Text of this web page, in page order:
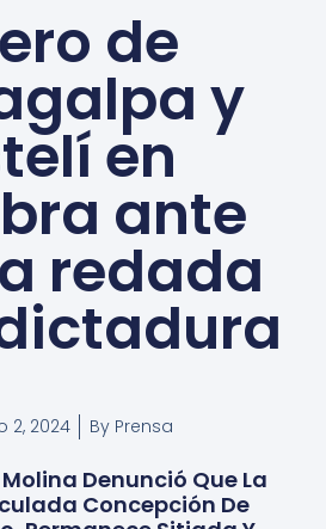
de
y
en
ante
redada
2, 2024 ByPrensa
Denunció Que La
Concepción De